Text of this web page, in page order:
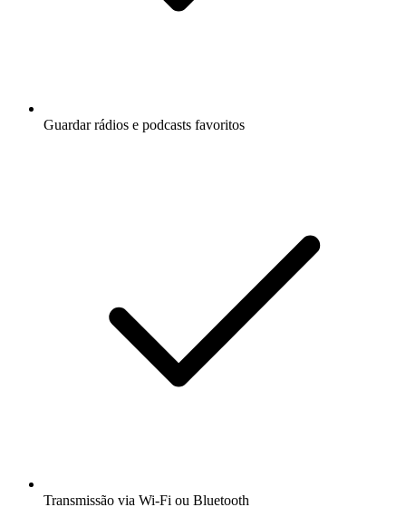
Guardar rádios e podcasts favoritos
Transmissão via Wi-Fi ou Bluetooth